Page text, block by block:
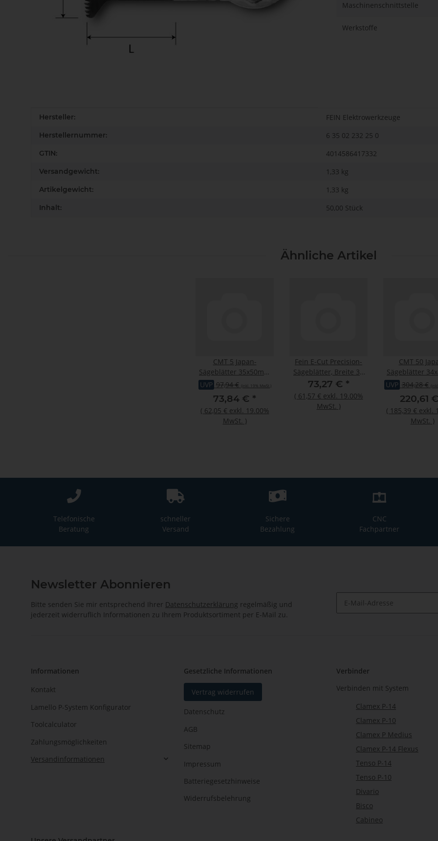
Maschinenschnittstelle
Werkstoffe
Produkteigenschaft
Wert
Hersteller: FEIN Elektrowerkzeuge
Herstellernummer: 6 35 02 232 25 0
GTIN: 4014586417332
Versandgewicht: 1,33 kg
Artikelgewicht: 1,33 kg
Inhalt: 50,00 Stück
Ähnliche Artikel
CMT 5 Japan-
Sägeblätter 35x50mm
BIM
UVP 97,94 € (inkl. 19% MwSt.)
73,84 € *
( 62,05 € exkl. 19.00%
MwSt. )
Fein E-Cut Precision-
Sägeblätter, Breite 35
mm, VE 5 St
73,27 € *
( 61,57 € exkl. 19.00%
MwSt. )
CMT 50
Sägeblätter
HCS
UVP 304,28 €
220,61 €
( 185,39 € exkl.
MwSt. )
Telefonische
Beratung
schneller
Versand
Sichere
Bezahlung
CNC
Fachpartner
Newsletter Abonnieren
Bitte senden Sie mir entsprechend Ihrer Datenschutzerklärung regelmäßig und
jederzeit widerruflich Informationen zu Ihrem Produktsortiment per E-Mail zu.
Informationen
Kontakt
Lamello P-System Konfigurator
Toolcalculator
Zahlungsmöglichkeiten
Versandinformationen
Gesetzliche Informationen
Vertrag widerrufen
Datenschutz
AGB
Sitemap
Impressum
Batteriegesetzhinweise
Widerrufsbelehrung
Verbinder
Verbinden mit System
Clamex P-14
Clamex P-10
Clamex P Medius
Clamex P-14 Flexus
Tenso P-14
Tenso P-10
Divario
Bisco
Cabineo